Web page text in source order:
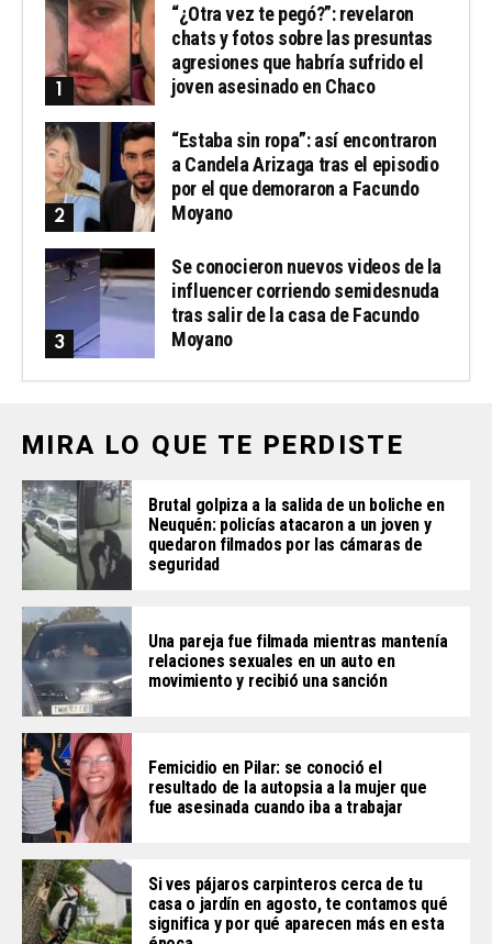
“¿Otra vez te pegó?”: revelaron
chats y fotos sobre las presuntas
agresiones que habría sufrido el
joven asesinado en Chaco
“Estaba sin ropa”: así encontraron
a Candela Arizaga tras el episodio
por el que demoraron a Facundo
Moyano
Se conocieron nuevos videos de la
influencer corriendo semidesnuda
tras salir de la casa de Facundo
Moyano
MIRA LO QUE TE PERDISTE
Brutal golpiza a la salida de un boliche en
Neuquén: policías atacaron a un joven y
quedaron filmados por las cámaras de
seguridad
Una pareja fue filmada mientras mantenía
relaciones sexuales en un auto en
movimiento y recibió una sanción
Femicidio en Pilar: se conoció el
resultado de la autopsia a la mujer que
fue asesinada cuando iba a trabajar
Si ves pájaros carpinteros cerca de tu
casa o jardín en agosto, te contamos qué
significa y por qué aparecen más en esta